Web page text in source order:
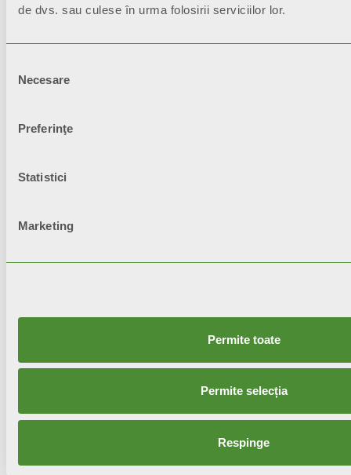
de dvs. sau culese în urma folosirii serviciilor lor.
consimțământului
Necesare
Preferinţe
Statistici
Marketing
Permite toate
Permite selecția
Respinge
practicilor din domeniu, conform
utilizarea şi întreţinerea corectă.
© FONDITAL S.p.A. Società a unico socio
Via Cerreto, 40 - 25079 VOBARNO (Brescia) Italia